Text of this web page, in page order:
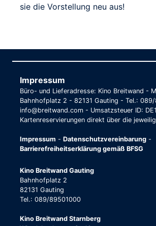
sie die Vorstellung neu aus!
Impressum
Büro- und Lieferadresse: Kino Breitwand -
Bahnhofplatz 2 - 82131 Gauting - Tel.:
info@breitwand.com - Umsatzsteuer ID:
Kartenreservierungen direkt über die
Impressum - Datenschutzvereinbarung -
Barrierefreiheitserklärung gemäß BFSG
Kino Breitwand Gauting
Bahnhofplatz 2
82131 Gauting
Tel.: 089/89501000
Kino Breitwand Starnberg